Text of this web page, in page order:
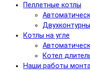
Пеллетные котлы
Котлы на угле
Котел
Наши работы